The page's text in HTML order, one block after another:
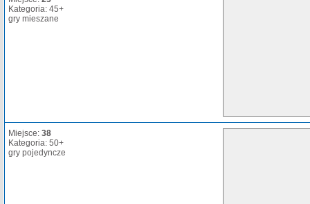
Kategoria: 45+
gry mieszane
Miejsce: 38
Kategoria: 50+
gry pojedyncze